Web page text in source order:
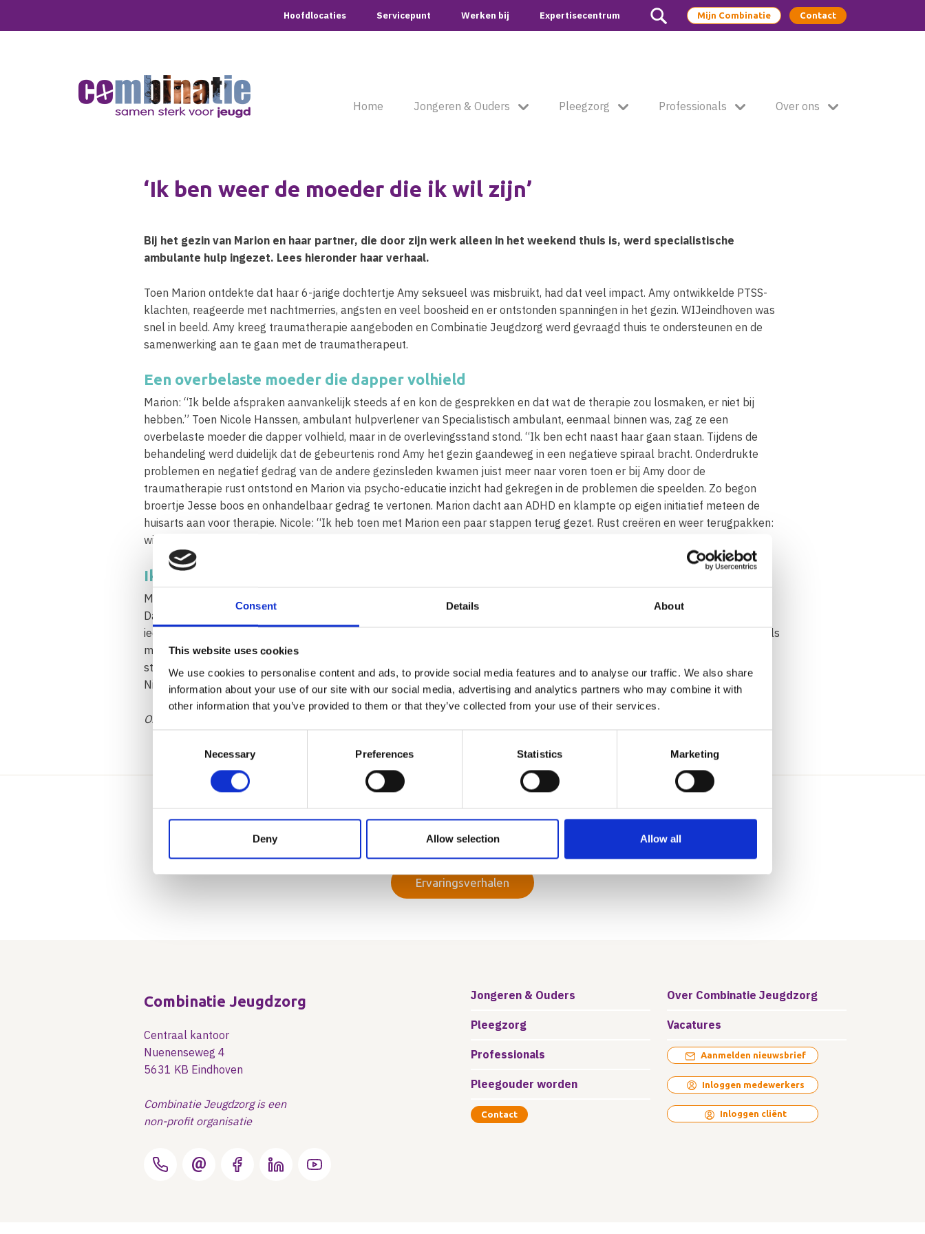
Consent Details About
This website uses cookies
We use cookies to personalise content and ads, to provide social media features and to analyse our traffic. We also share
information about your use of our site with our social media, advertising and analytics partners who may combine it with
other information that you’ve provided to them or that they’ve collected from your use of their services.
Necessary Preferences Statistics Marketing
Deny Allow selection Allow all
Hoofdlocaties Servicepunt Werken bij Expertisecentrum Mijn Combinatie Contact
Home Jongeren & Ouders Pleegzorg Professionals Over ons
‘Ik ben weer de moeder die ik wil zijn’
Bij het gezin van Marion en haar partner, die door zijn werk alleen in het weekend thuis is, werd specialistische
ambulante hulp ingezet. Lees hieronder haar verhaal.
Toen Marion ontdekte dat haar 6-jarige dochtertje Amy seksueel was misbruikt, had dat veel impact. Amy ontwikkelde PTSS-
klachten, reageerde met nachtmerries, angsten en veel boosheid en er ontstonden spanningen in het gezin. WIJeindhoven was
snel in beeld. Amy kreeg traumatherapie aangeboden en Combinatie Jeugdzorg werd gevraagd thuis te ondersteunen en de
samenwerking aan te gaan met de traumatherapeut.
Een overbelaste moeder die dapper volhield
Marion: “Ik belde afspraken aanvankelijk steeds af en kon de gesprekken en dat wat de therapie zou losmaken, er niet bij
hebben.” Toen Nicole Hanssen, ambulant hulpverlener van Specialistisch ambulant, eenmaal binnen was, zag ze een
overbelaste moeder die dapper volhield, maar in de overlevingsstand stond. “Ik ben echt naast haar gaan staan. Tijdens de
behandeling werd duidelijk dat de gebeurtenis rond Amy het gezin gaandeweg in een negatieve spiraal bracht. Onderdrukte
problemen en negatief gedrag van de andere gezinsleden kwamen juist meer naar voren toen er bij Amy door de
traumatherapie rust ontstond en Marion via psycho-educatie inzicht had gekregen in de problemen die speelden. Zo begon
broertje Jesse boos en onhandelbaar gedrag te vertonen. Marion dacht aan ADHD en klampte op eigen initiatief meteen de
huisarts aan voor therapie. Nicole: “Ik heb toen met Marion een paar stappen terug gezet. Rust creëren en weer terugpakken:
wie wil je als moeder zijn, wat zegt het gedrag van je kind? Vanuit die basis zijn we gaan opbouwen.”
Ik was degene die moest veranderen
Marion: “Het waren goede, open gesprekken waarin Nicole niet oordeelde, maar op een rustige manier opvoedadviezen gaf.
Daar heb ik veel aan gehad. Ik kreeg daardoor een spiegel voorgehouden. Ik zag mezelf met stress reageren tegen alles en
iedereen en Jesse was mijn gedrag gaan kopiëren. Toen ik dat besefte, schrok ik. Ik stond niet meer in de opvoeding zoals ik als
moeder wilde zijn. Alleen had ik dat niet in de gaten, ik was degene die moest veranderen. Die omslag heb ik nu gemaakt: ik
straal rust uit, kijk vanuit de behoefte van de kinderen en geef veel positieve aandacht. Ik ben weer de moeder die ik wil zijn.”
Nicole: “Marion is echt de spil geweest in het verbeteren van de sfeer in het gezin. Ze mag trots zijn.”
Om privacy redenen zijn de namen van de kinderen niet hun echte namen
Lees meer verhalingsverhalen
Ervaringsverhalen
Combinatie Jeugdzorg
Centraal kantoor
Nuenenseweg 4
5631 KB Eindhoven
Combinatie Jeugdzorg is een
non-profit organisatie
Jongeren & Ouders
Pleegzorg
Professionals
Pleegouder worden
Contact
Over Combinatie Jeugdzorg
Vacatures
Aanmelden nieuwsbrief
Inloggen medewerkers
Inloggen cliënt